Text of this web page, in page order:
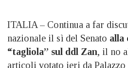
ITALIA – Continua a far
nazionale il sì del Senato alla
“tagliola” sul ddl Zan, il no
articoli votato ieri da Palazzo